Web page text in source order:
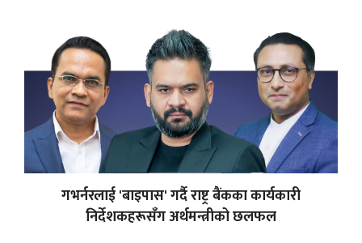
गभर्नरलाई 'बाइपास' गर्दै राष्ट्र बैंकका कार्यकारी
निर्देशकहरूसँग अर्थमन्त्रीको छलफल